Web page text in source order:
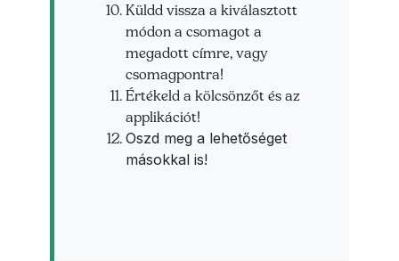
Küldd vissza a kiválasztott
módon a csomagot a
megadott címre, vagy
csomagpontra!
Értékeld a kölcsönzőt és az
applikációt!
Oszd meg a lehetőséget
másokkal is!